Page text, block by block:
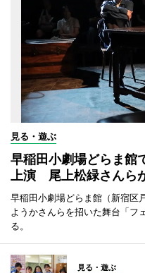
見る・遊ぶ
早稲田小劇場どらま館
上演 尾上松緑さんら
早稲田小劇場どらま館（新宿区
ようかさんらを招いた舞台「フ
る。
見る・遊ぶ